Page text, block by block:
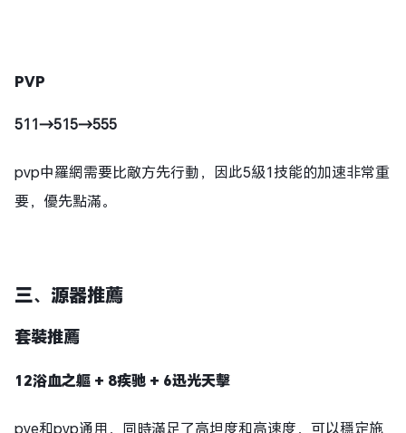
PVP
511→515→555
pvp中羅網需要比敵方先行動，因此5級1技能的加速非常重
要，優先點滿。
三、源器推薦
套裝推薦
12浴血之軀 + 8疾驰 + 6迅光天擊
pve和pvp通用，同時滿足了高坦度和高速度，可以穩定施